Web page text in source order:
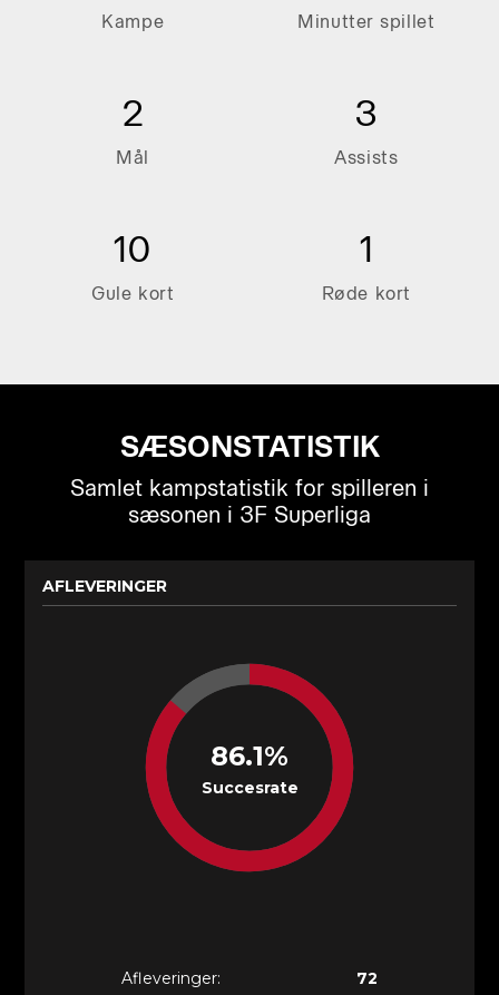
Kampe Minutter spillet
2
Mål
3
Assists
10
Gule kort
1
Røde kort
SÆSONSTATISTIK
Samlet kampstatistik for spilleren i
sæsonen i 3F Superliga